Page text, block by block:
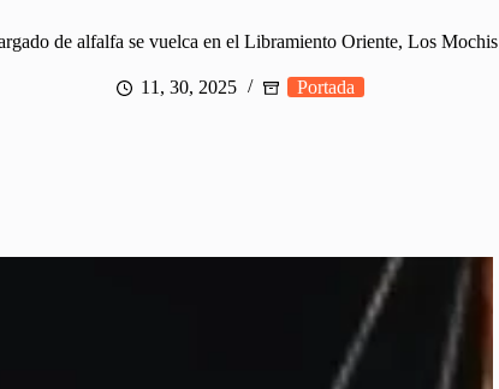
de alfalfa se vuelca en el Libramiento Oriente, Los Mochis
11, 30, 2025 Portada